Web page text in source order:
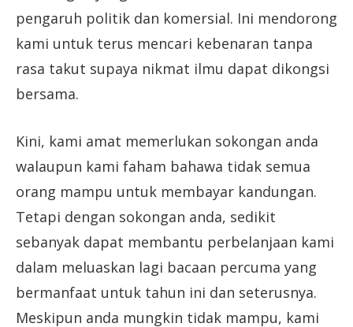
pengaruh politik dan komersial. Ini mendorong
kami untuk terus mencari kebenaran tanpa
rasa takut supaya nikmat ilmu dapat dikongsi
bersama.
Kini, kami amat memerlukan sokongan anda
walaupun kami faham bahawa tidak semua
orang mampu untuk membayar kandungan.
Tetapi dengan sokongan anda, sedikit
sebanyak dapat membantu perbelanjaan kami
dalam meluaskan lagi bacaan percuma yang
bermanfaat untuk tahun ini dan seterusnya.
Meskipun anda mungkin tidak mampu, kami